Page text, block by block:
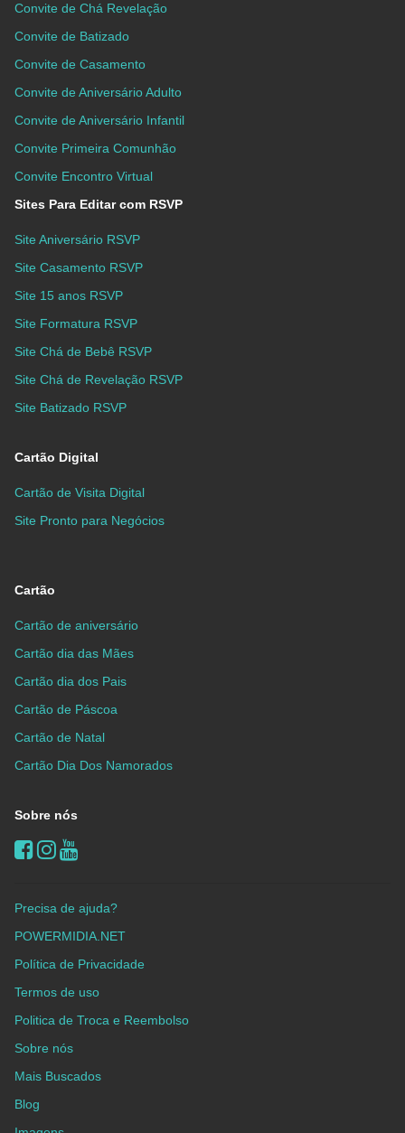
Convite de Chá Revelação
Convite de Batizado
Convite de Casamento
Convite de Aniversário Adulto
Convite de Aniversário Infantil
Convite Primeira Comunhão
Convite Encontro Virtual
Sites Para Editar com RSVP
Site Aniversário RSVP
Site Casamento RSVP
Site 15 anos RSVP
Site Formatura RSVP
Site Chá de Bebê RSVP
Site Chá de Revelação RSVP
Site Batizado RSVP
Cartão Digital
Cartão de Visita Digital
Site Pronto para Negócios
Cartão
Cartão de aniversário
Cartão dia das Mães
Cartão dia dos Pais
Cartão de Páscoa
Cartão de Natal
Cartão Dia Dos Namorados
Sobre nós
Precisa de ajuda?
POWERMIDIA.NET
Política de Privacidade
Termos de uso
Politica de Troca e Reembolso
Sobre nós
Mais Buscados
Blog